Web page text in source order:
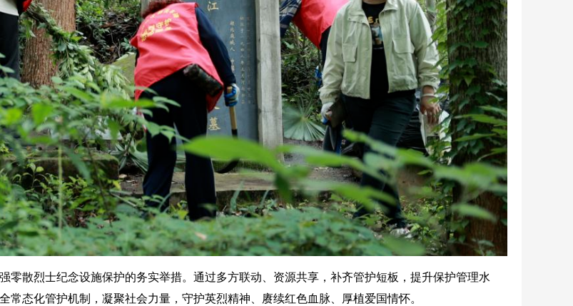
散烈士纪念设施保护的务实举措。通过多方联动、资源共享，补齐管护短板，提升保护管理水
态化管护机制，凝聚社会力量，守护英烈精神、赓续红色血脉、厚植爱国情怀。